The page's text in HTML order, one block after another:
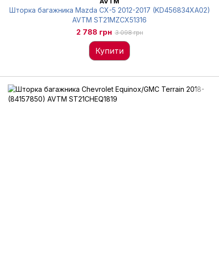
Шторка багажника Mazda CX-5 2012-2017 (KD456834XA02)
AVTM ST21MZCX51316
2 788 грн 3 098 грн
Купити